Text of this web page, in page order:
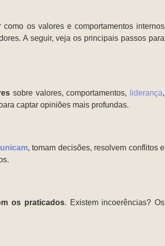
os valores e comportamentos internos
A seguir, veja os principais passos para
sobre valores, comportamentos, liderança,
captar opiniões mais profundas.
, tomam decisões, resolvem conflitos e
os praticados. Existem incoerências? Os